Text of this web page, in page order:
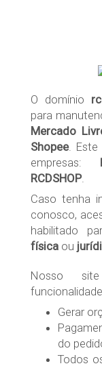
O domínio
para
Mercado
Shopee.
empresas:
RCDSHOP.
Caso tenha
conosco,
habilitado
física ou
Nosso
Gerar
do
Todos